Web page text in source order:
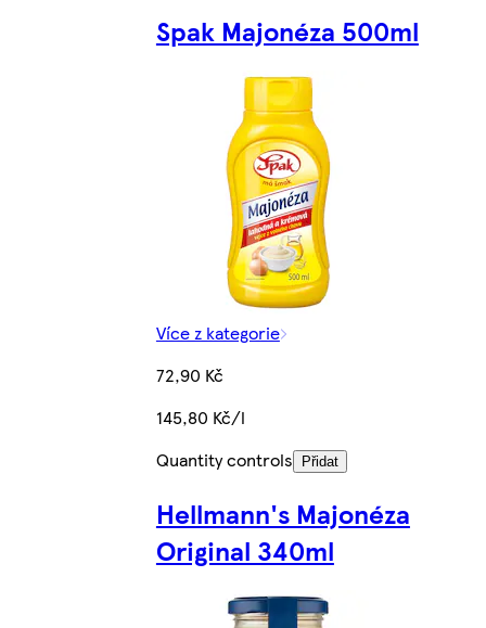
Spak Majonéza 500ml
Více z kategorie
72,90 Kč
145,80 Kč/l
Quantity controls
Přidat
Hellmann's Majonéza
Original 340ml